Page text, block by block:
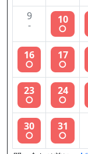
9
- 10
○
16
○
17
○
23
○
24
○
30
○
31
○